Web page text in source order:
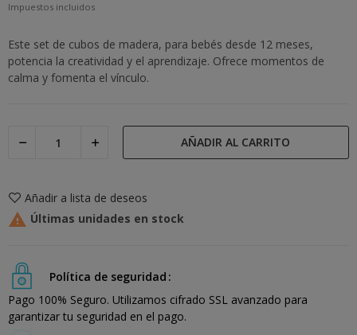
Impuestos incluidos
Este set de cubos de madera, para bebés desde 12 meses,
potencia la creatividad y el aprendizaje. Ofrece momentos de
calma y fomenta el vínculo.
AÑADIR AL CARRITO
Añadir a lista de deseos
 Últimas unidades en stock
Política de seguridad
Pago 100% Seguro. Utilizamos cifrado SSL avanzado para
garantizar tu seguridad en el pago.